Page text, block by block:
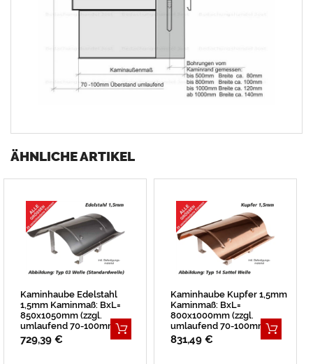
ÄHNLICHE ARTIKEL
Kaminhaube Edelstahl
1,5mm Kaminmaß: BxL=
850x1050mm (zzgl.
umlaufend 70-100mm
Überstand)
729,39 €
Kaminhaube Kupfer 1,5mm
Kaminmaß: BxL=
800x1000mm (zzgl.
umlaufend 70-100mm
Überstand)
831,49 €